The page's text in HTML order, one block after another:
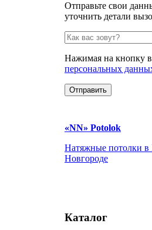
Отправьте свои
уточнить детали
Нажимая на кнопку
персональных
Отправить
«NN» Potolok
Натяжные потолки
Новгороде
Каталог